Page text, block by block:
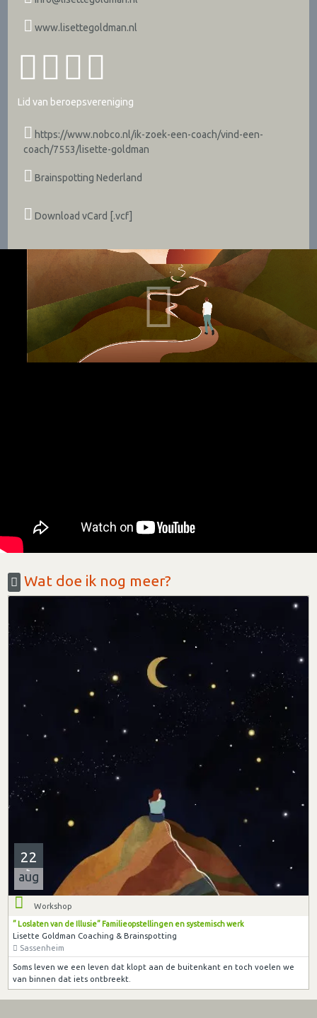
www.lisettegoldman.nl
Lid van beroepsvereniging
https://www.nobco.nl/ik-zoek-een-coach/vind-een-
coach/7553/lisette-goldman
Brainspotting Nederland
Download vCard [.vcf]
Wat doe ik nog meer?
22
aug
Workshop
” Loslaten van de Illusie” Familieopstellingen en systemisch werk
Lisette Goldman Coaching & Brainspotting
Sassenheim
Soms leven we een leven dat klopt aan de buitenkant en toch voelen we
van binnen dat iets ontbreekt.